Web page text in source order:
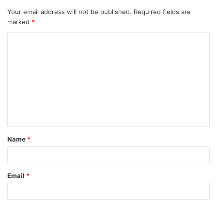
Your email address will not be published. Required fields are
marked *
t
*
Name *
Email *